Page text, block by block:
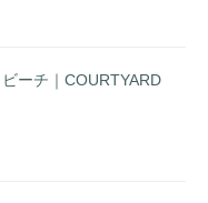
ーチ｜COURTYARD